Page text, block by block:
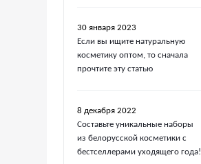
30 января 2023
Если вы ищите натуральную
косметику оптом, то сначала
прочтите эту статью
8 декабря 2022
Составьте уникальные наборы
из белорусской косметики с
бестселлерами уходящего года!